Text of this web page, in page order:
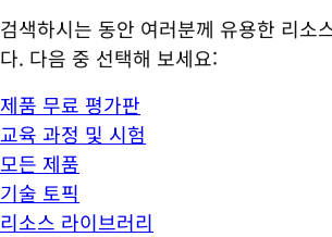
검색하시는 동안 여러분께 유용한 리소
다. 다음 중 선택해 보세요:
제품 무료 평가판
교육 과정 및 시험
모든 제품
기술 토픽
리소스 라이브러리